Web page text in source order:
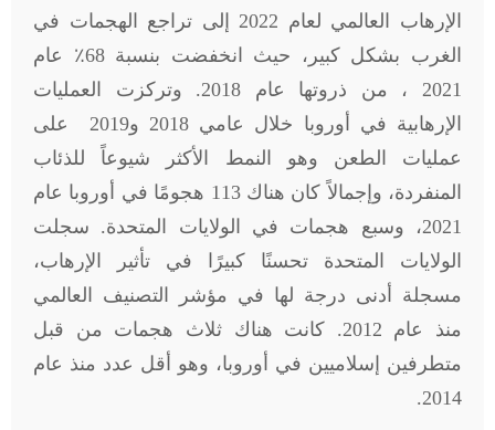
الإرهاب العالمي لعام 2022 إلى تراجع الهجمات في
الغرب بشكل كبير، حيث انخفضت بنسبة 68٪ عام
2021 ، من ذروتها عام 2018. وتركزت العمليات
الإرهابية في أوروبا خلال عامي 2018 و2019 على
عمليات الطعن وهو النمط الأكثر شيوعاً للذئاب
المنفردة، وإجمالاً كان هناك 113 هجومًا في أوروبا عام
2021، وسبع هجمات في الولايات المتحدة. سجلت
الولايات المتحدة تحسنًا كبيرًا في تأثير الإرهاب،
مسجلة أدنى درجة لها في مؤشر التصنيف العالمي
منذ عام 2012. كانت هناك ثلاث هجمات من قبل
متطرفين إسلاميين في أوروبا، وهو أقل عدد منذ عام
2014.